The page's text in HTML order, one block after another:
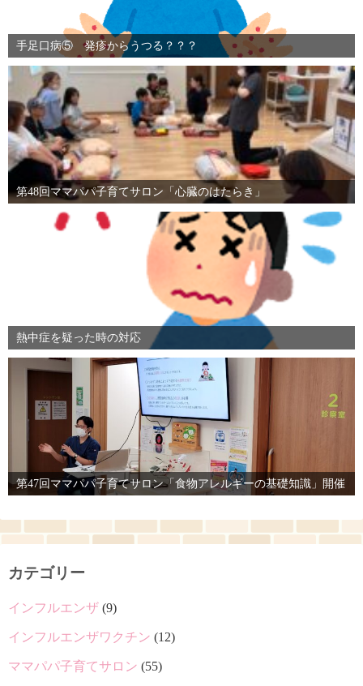
手足口病⑤ 発疹からうつる？？？
第48回ママパパ子育てサロン「心臓のはたらき」
熱中症を疑った時の対応
第47回ママパパ子育てサロン「食物アレルギーの基礎知識」開催
カテゴリー
インフルエンザ (9)
インフルエンザワクチン (12)
ママパパ子育てサロン (55)